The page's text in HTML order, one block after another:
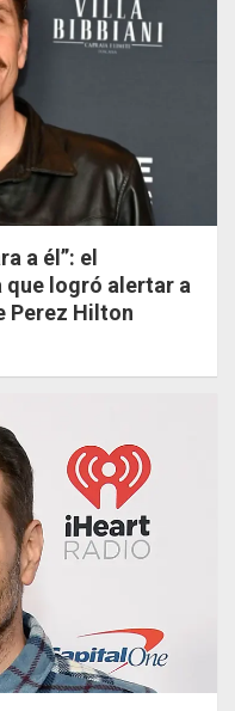
a él”: el
logró alertar a
Perez Hilton